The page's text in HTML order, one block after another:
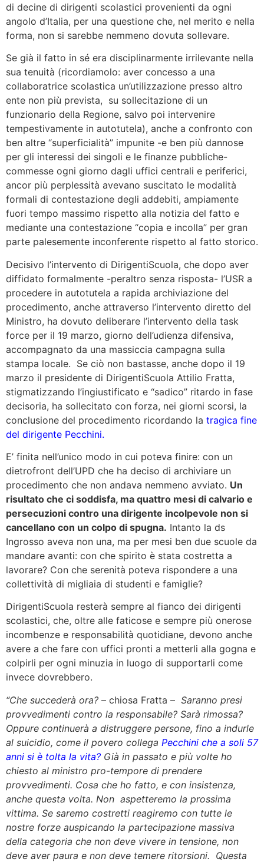
di decine di dirigenti scolastici provenienti da ogni
angolo d’Italia, per una questione che, nel merito e nella
forma, non si sarebbe nemmeno dovuta sollevare.
Se già il fatto in sé era disciplinarmente irrilevante nella
sua tenuità (ricordiamolo: aver concesso a una
collaboratrice scolastica un’utilizzazione presso altro
ente non più prevista, su sollecitazione di un
funzionario della Regione, salvo poi intervenire
tempestivamente in autotutela), anche a confronto con
ben altre “superficialità” impunite -e ben più dannose
per gli interessi dei singoli e le finanze pubbliche-
commesse ogni giorno dagli uffici centrali e periferici,
ancor più perplessità avevano suscitato le modalità
formali di contestazione degli addebiti, ampiamente
fuori tempo massimo rispetto alla notizia del fatto e
mediante una contestazione “copia e incolla” per gran
parte palesemente inconferente rispetto al fatto storico.
Decisivo l’intervento di DirigentiScuola, che dopo aver
diffidato formalmente -peraltro senza risposta- l’USR a
procedere in autotutela a rapida archiviazione del
procedimento, anche attraverso l’intervento diretto del
Ministro, ha dovuto deliberare l’intervento della task
force per il 19 marzo, giorno dell’udienza difensiva,
accompagnato da una massiccia campagna sulla
stampa locale. Se ciò non bastasse, anche dopo il 19
marzo il presidente di DirigentiScuola Attilio Fratta,
stigmatizzando l’ingiustificato e “sadico” ritardo in fase
decisoria, ha sollecitato con forza, nei giorni scorsi, la
conclusione del procedimento ricordando la tragica fine
del dirigente Pecchini.
E’ finita nell’unico modo in cui poteva finire: con un
dietrofront dell’UPD che ha deciso di archiviare un
procedimento che non andava nemmeno avviato. Un
risultato che ci soddisfa, ma quattro mesi di calvario e
persecuzioni contro una dirigente incolpevole non si
cancellano con un colpo di spugna. Intanto la ds
Ingrosso aveva non una, ma per mesi ben due scuole da
mandare avanti: con che spirito è stata costretta a
lavorare? Con che serenità poteva rispondere a una
collettività di migliaia di studenti e famiglie?
DirigentiScuola resterà sempre al fianco dei dirigenti
scolastici, che, oltre alle faticose e sempre più onerose
incombenze e responsabilità quotidiane, devono anche
avere a che fare con uffici pronti a metterli alla gogna e
colpirli per ogni minuzia in luogo di supportarli come
invece dovrebbero.
“Che succederà ora? – chiosa Fratta – Saranno presi
provvedimenti contro la responsabile? Sarà rimossa?
Oppure continuerà a distruggere persone, fino a indurle
al suicidio, come il povero collega Pecchini che a soli 57
anni si è tolta la vita? Già in passato e più volte ho
chiesto al ministro pro-tempore di prendere
provvedimenti. Cosa che ho fatto, e con insistenza,
anche questa volta. Non aspetteremo la prossima
vittima. Se saremo costretti reagiremo con tutte le
nostre forze auspicando la partecipazione massiva
della categoria che non deve vivere in tensione, non
deve aver paura e non deve temere ritorsioni. Questa